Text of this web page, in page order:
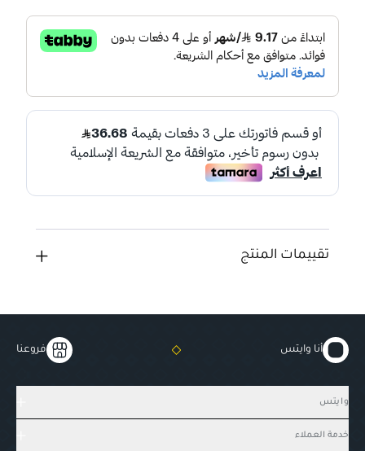
تقييمات المنتج
أنا وايتس فروعنا
وايتس
خدمة العملاء